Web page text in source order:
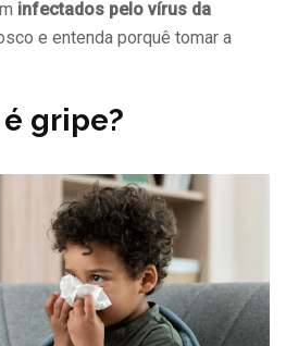
infectados pelo vírus da
e entenda porquê tomar a
gripe?